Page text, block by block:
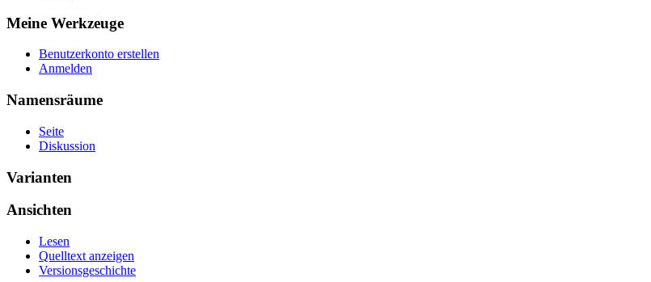
Meine Werkzeuge
Benutzerkonto erstellen
Anmelden
Namensräume
Seite
Diskussion
Varianten
Ansichten
Lesen
Quelltext anzeigen
Versionsgeschichte